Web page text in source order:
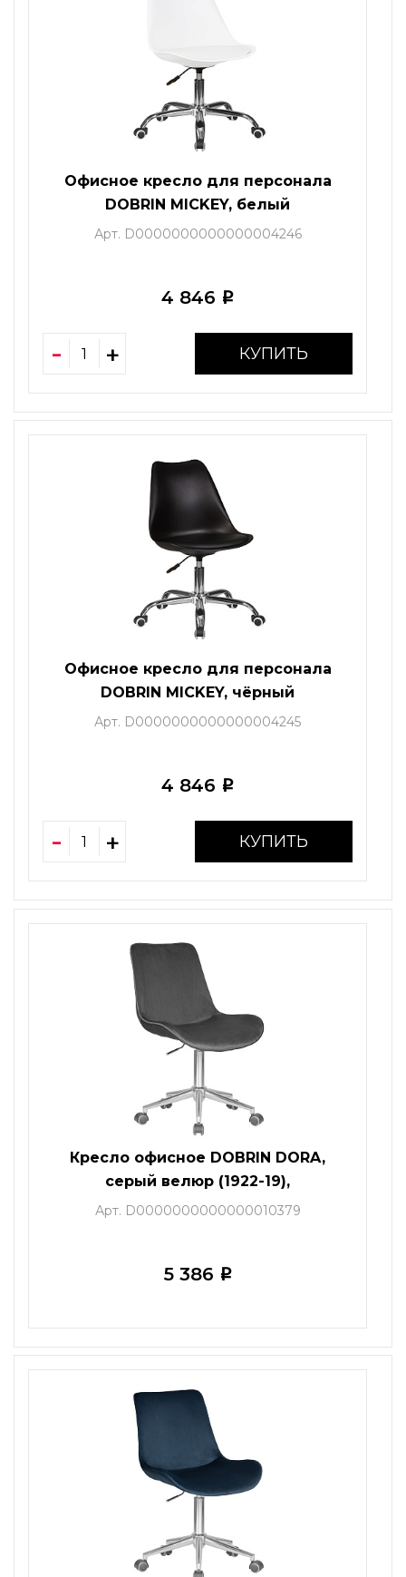
Офисное кресло для персонала
DOBRIN MICKEY, белый
Арт. D0000000000000004246
4 846 i
КУПИТЬ
Офисное кресло для персонала
DOBRIN MICKEY, чёрный
Арт. D0000000000000004245
4 846 i
КУПИТЬ
Кресло офисное DOBRIN DORA,
серый велюр (1922-19),
хромированная сталь
Арт. D0000000000000010379
5 386 i